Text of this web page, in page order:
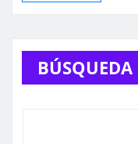
BÚSQUEDA